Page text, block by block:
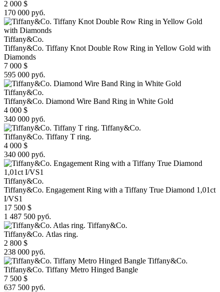
2 000 $
170 000 руб.
Tiffany&Co.
Tiffany&Co. Tiffany Knot Double Row Ring in Yellow Gold with
Diamonds
7 000 $
595 000 руб.
Tiffany&Co.
Tiffany&Co. Diamond Wire Band Ring in White Gold
4 000 $
340 000 руб.
Tiffany&Co.
Tiffany&Co. Tiffany T ring.
4 000 $
340 000 руб.
Tiffany&Co.
Tiffany&Co. Engagement Ring with a Tiffany True Diamond 1,01ct
I/VS1
17 500 $
1 487 500 руб.
Tiffany&Co.
Tiffany&Co. Atlas ring.
2 800 $
238 000 руб.
Tiffany&Co.
Tiffany&Co. Tiffany Metro Hinged Bangle
7 500 $
637 500 руб.